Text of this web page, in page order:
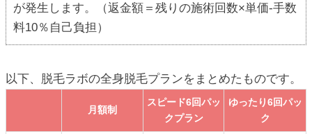
が発生します。（返金額＝残りの施術回数×単価-手数
料10％自己負担）
以下、脱毛ラボの全身脱毛プランをまとめたものです。
月額制
スピード6回パッ
クプラン
ゆったり6回パッ
ク